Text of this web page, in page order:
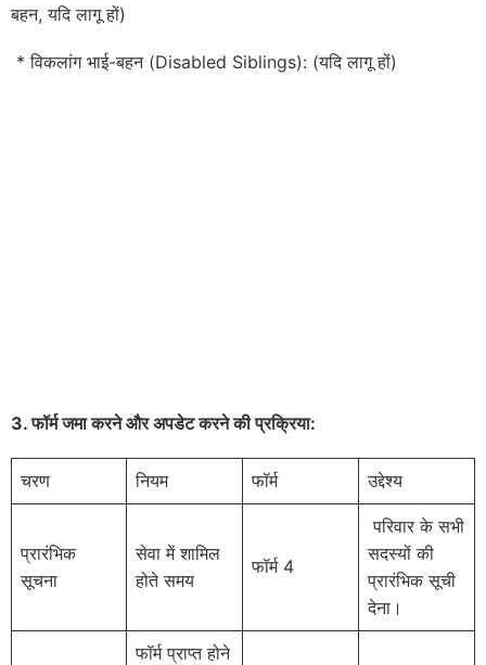
बहन, यदि लागू हों)
* विकलांग भाई-बहन (Disabled Siblings): (यदि लागू हों)
3.फॉर्म जमा करने और अपडेट करने की प्रक्रिया:
चरण नियम फॉर्म उद्देश्य
प्रारंभिक
सूचना
सेवा में शामिल
होते समय
फॉर्म 4
परिवार के सभी
सदस्यों की
प्रारंभिक सूची
देना।
फॉर्म प्राप्त होने